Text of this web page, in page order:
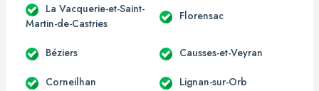
La Vacquerie-et-Saint-
Martin-de-Castries
Florensac
Béziers Causses-et-Veyran
Corneilhan Lignan-sur-Orb